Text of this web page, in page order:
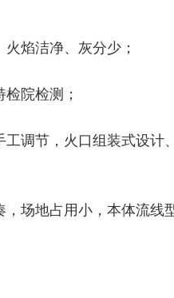
焰洁净、灰分少；
院检测；
调节，火口组装式设
，场地占用小，本体流